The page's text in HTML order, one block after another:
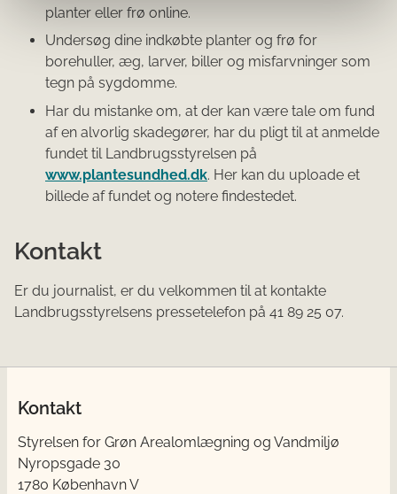
planter eller frø online.
Undersøg dine indkøbte planter og frø for
borehuller, æg, larver, biller og misfarvninger som
tegn på sygdomme.
Har du mistanke om, at der kan være tale om fund
af en alvorlig skadegører, har du pligt til at anmelde
fundet til Landbrugsstyrelsen på
www.plantesundhed.dk. Her kan du uploade et
billede af fundet og notere findestedet.
Kontakt
Er du journalist, er du velkommen til at kontakte
Landbrugsstyrelsens pressetelefon på 41 89 25 07.
Kontakt
Styrelsen for Grøn Arealomlægning og Vandmiljø
Nyropsgade 30
1780 København V